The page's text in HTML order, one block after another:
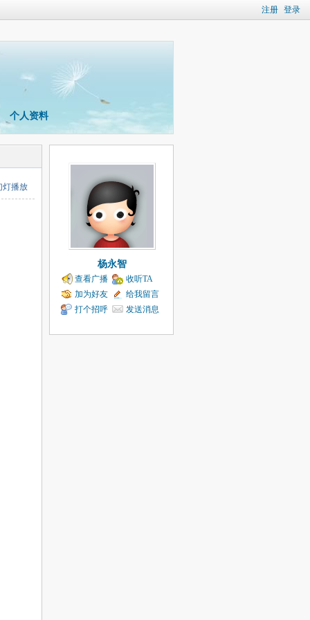
注册 登录
个人资料
灯播放
杨永智
查看广播
收听TA
加为好友
给我留言
打个招呼
发送消息